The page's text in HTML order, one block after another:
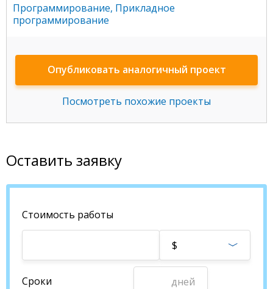
Программирование, Прикладное
программирование
Опубликовать аналогичный проект
Посмотреть похожие проекты
Оставить заявку
Стоимость работы
$
Сроки дней